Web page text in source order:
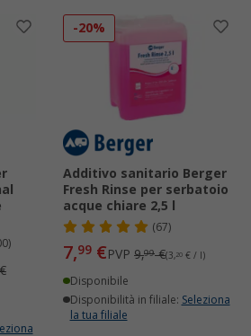
-20%
Additivo sanitario Berger
Fresh Rinse per serbatoio
acque chiare 2,5 l
(67)
7,99 €PVP 9,99€(3,20 € / l)
Disponibile
Disponibilità in filiale: Seleziona
la tua filiale